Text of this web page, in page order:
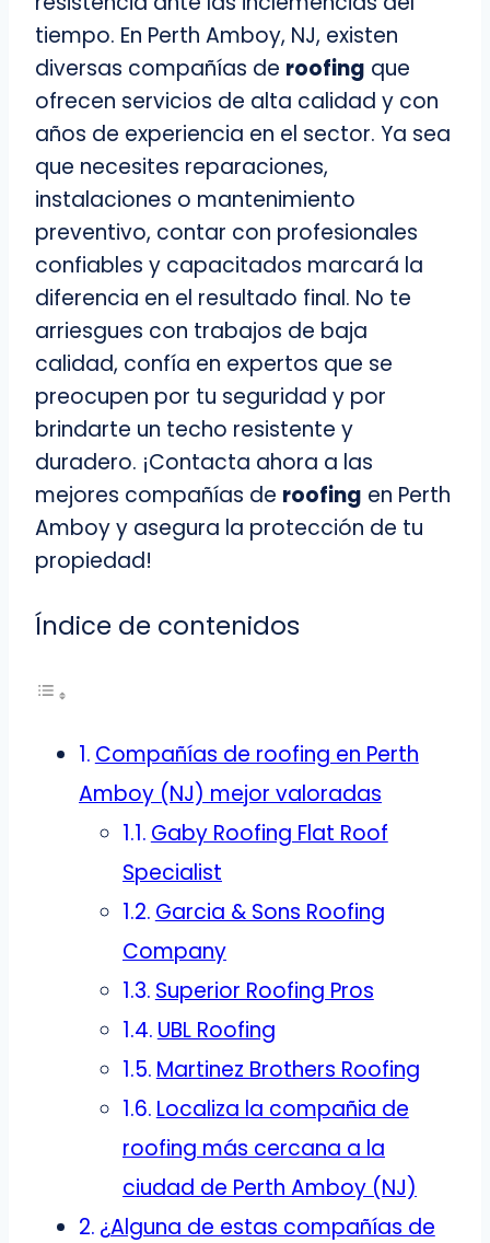
tiempo. En Perth Amboy, NJ, existen
diversas compañías de roofing que
ofrecen servicios de alta calidad y con
años de experiencia en el sector. Ya sea
que necesites reparaciones,
instalaciones o mantenimiento
preventivo, contar con profesionales
confiables y capacitados marcará la
diferencia en el resultado final. No te
arriesgues con trabajos de baja
calidad, confía en expertos que se
preocupen por tu seguridad y por
brindarte un techo resistente y
duradero. ¡Contacta ahora a las
mejores compañías de roofing en Perth
Amboy y asegura la protección de tu
propiedad!
Índice de contenidos
Compañías de roofing en Perth
Amboy (NJ) mejor valoradas
Gaby Roofing Flat Roof
Specialist
Garcia & Sons Roofing
Company
Superior Roofing Pros
UBL Roofing
Martinez Brothers Roofing
Localiza la compañia de
roofing más cercana a la
ciudad de Perth Amboy (NJ)
¿Alguna de estas compañías de